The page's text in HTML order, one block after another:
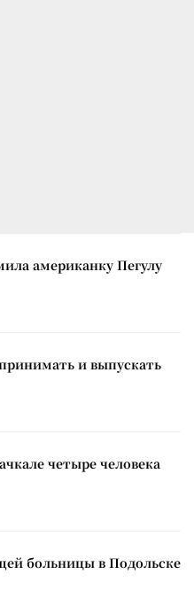
американку Пегулу
и выпускать
четыре человека
больницы в Подольске